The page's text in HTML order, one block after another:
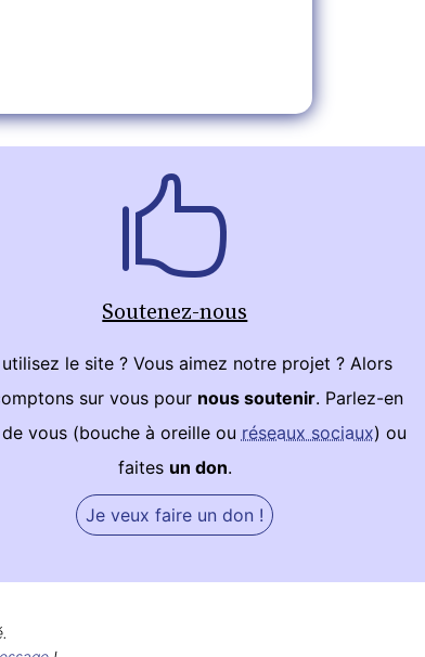
Soutenez-nous
le site ? Vous aimez notre projet ? Alors
sur vous pour nous soutenir. Parlez-en
vous (bouche à oreille ou réseaux sociaux) ou
faites un don.
Je veux faire un don !